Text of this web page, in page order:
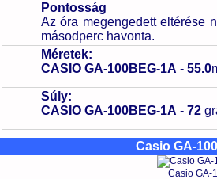
Pontosság
Az óra megengedett eltérése
másodperc havonta.
Méretek:
CASIO GA-100BEG-1A - 55.0
Súly:
CASIO GA-100BEG-1A - 72
Casio GA-
Casio GA-